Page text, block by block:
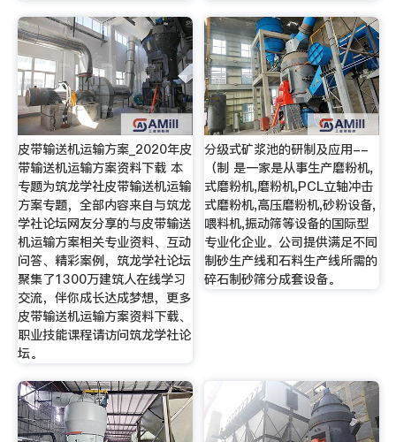
皮带输送机运输方案_2020年皮
带输送机运输方案资料下载 本
专题为筑龙学社皮带输送机运输
方案专题，全部内容来自与筑龙
学社论坛网友分享的与皮带输送
机运输方案相关专业资料、互动
问答、精彩案例，筑龙学社论坛
聚集了1300万建筑人在线学习
交流，伴你成长达成梦想，更多
皮带输送机运输方案资料下载、
职业技能课程请访问筑龙学社论
坛。
分级式矿浆池的研制及应用--
（制 是一家是从事生产磨粉机,
式磨粉机,磨粉机,PCL立轴冲击
式磨粉机,高压磨粉机,砂粉设备,
喂料机,振动筛等设备的国际型
专业化企业。公司提供满足不同
制砂生产线和石料生产线所需的
碎石制砂筛分成套设备。